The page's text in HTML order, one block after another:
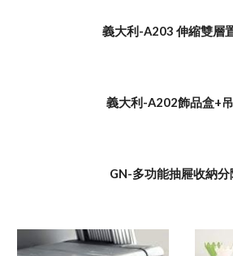
義大利-A203 伸縮雙層
義大利-A202飾品盒+
GN-多功能抽屜收納分